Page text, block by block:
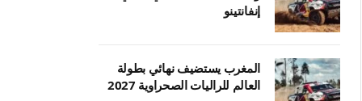
إنفانتينو
المغرب يستضيف نهائي بطولة
العالم للراليات الصحراوية 2027